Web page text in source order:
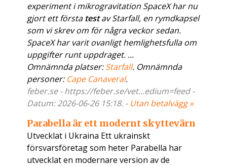
experiment i mikrogravitation SpaceX har nu
gjort ett första testav Starfall, en rymdkapsel
som vi skrev om för några veckor sedan.
SpaceX har varit ovanligt hemlighetsfulla om
uppgifter runt uppdraget. ...
Omnämnda platser:Starfall. Omnämnda
personer: Cape Canaveral.
feber.se - https://feber.se/vet...edium=feed -
Datum: 2026-06-26 15:18. - Utan betalvägg »
Parabella är ett modernt skyttevärn
Utvecklat i Ukraina Ett ukrainskt
försvarsföretag som heter Parabella har
utvecklat en modernare version av de